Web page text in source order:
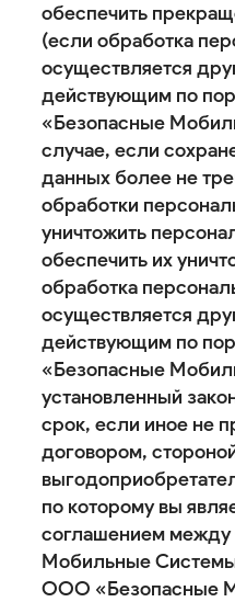
обеспечить
(если обработка
осуществляется
действующим по
«Безопасные
случае, если
данных более не
обработки
уничтожить
обеспечить их
обработка
осуществляется
действующим по
«Безопасные
установленный
срок, если иное не
договором,
по которому вы
соглашением
Мобильные
ООО «Безопасные